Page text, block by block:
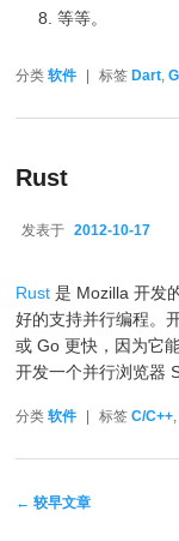
等等。
分类 软件 | 标签 Dart,
Rust
发表于 2012-10-17
Rust 是 Mozilla 开发
好的支持并行编程。
或 Go 更快，因为它
开发一个并行浏览器
分类 软件 标签 C/C++,
文章导航
← 较早文章